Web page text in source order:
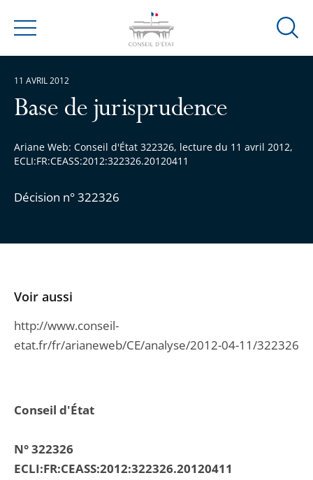
Menu
Ouvrir
Base de jurisprudence
Ariane Web: Conseil d'État 322326, lecture du 11 avril 2012,
ECLI:FR:CEASS:2012:322326.20120411
Décision n° 322326
11 AVRIL 2012
Conseil d'État
N° 322326
ECLI:FR:CEASS:2012:322326.20120411
Voir aussi
http://www.conseil-
etat.fr/fr/arianeweb/CE/analyse/2012-04-11/322326